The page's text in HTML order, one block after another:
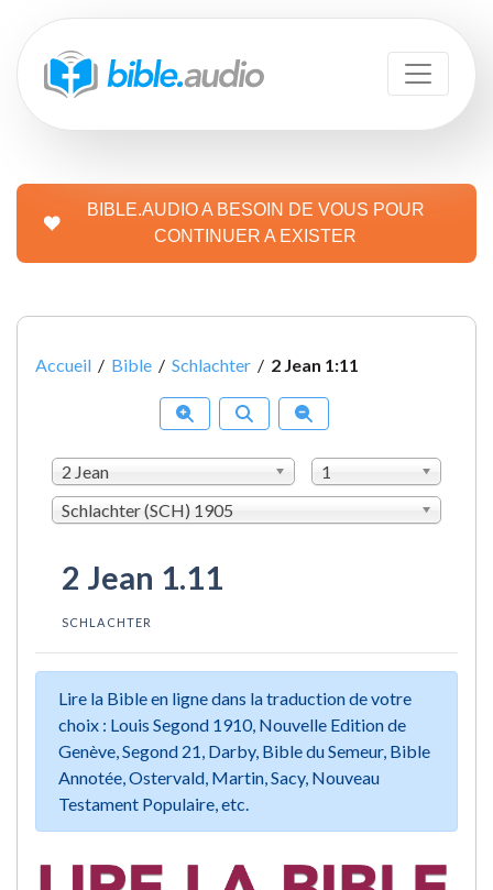
BIBLE.AUDIO A BESOIN DE VOUS POUR
CONTINUER A EXISTER
Accueil / Bible / Schlachter / 2 Jean 1:11
2 Jean
1
Schlachter (SCH) 1905
2 Jean 1.11
SCHLACHTER
Lire la Bible en ligne dans la traduction de votre
choix : Louis Segond 1910, Nouvelle Edition de
Genève, Segond 21, Darby, Bible du Semeur, Bible
Annotée, Ostervald, Martin, Sacy, Nouveau
Testament Populaire, etc.